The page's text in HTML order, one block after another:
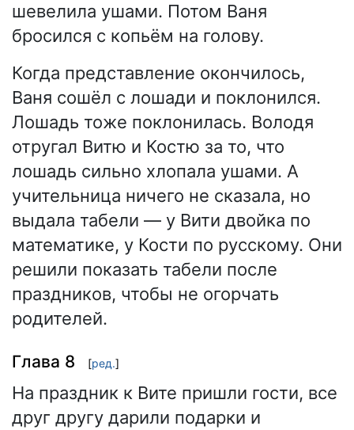
шевелила ушами. Потом Ваня
бросился с копьём на голову.
Когда представление окончилось,
Ваня сошёл с лошади и поклонился.
Лошадь тоже поклонилась. Володя
отругал Витю и Костю за то, что
лошадь сильно хлопала ушами. А
учительница ничего не сказала, но
выдала табели — у Вити двойка по
математике, у Кости по русскому. Они
решили показать табели после
праздников, чтобы не огорчать
родителей.
Глава 8 [ред.]
На праздник к Вите пришли гости, все
друг другу дарили подарки и